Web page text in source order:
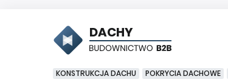
DACHY
KONSTRUKCJA DACHU POKRYCIA DACHOWE